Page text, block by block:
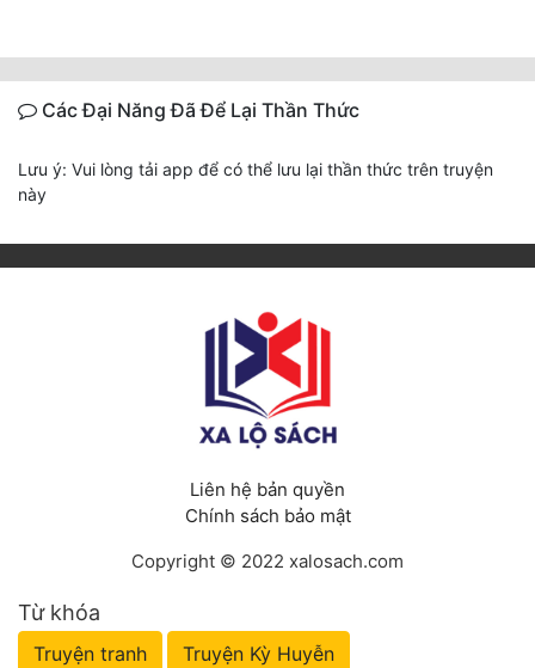
Các Đại Năng Đã Để Lại Thần Thức
Lưu ý: Vui lòng tải app để có thể lưu lại thần thức trên truyện
này
Liên hệ bản quyền
Chính sách bảo mật
Copyright © 2022 xalosach.com
Từ khóa
Truyện tranh Truyện Kỳ Huyễn